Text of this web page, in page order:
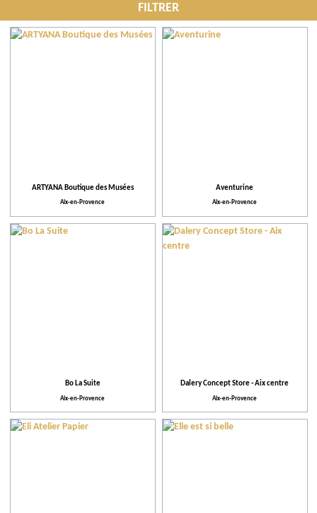
FILTRER
Communes
Équipements et Services
ARTYANA Boutique des Musées
Aix-en-Provence
Aventurine
Aix-en-Provence
Bo La Suite
Aix-en-Provence
Dalery Concept Store - Aix centre
Aix-en-Provence